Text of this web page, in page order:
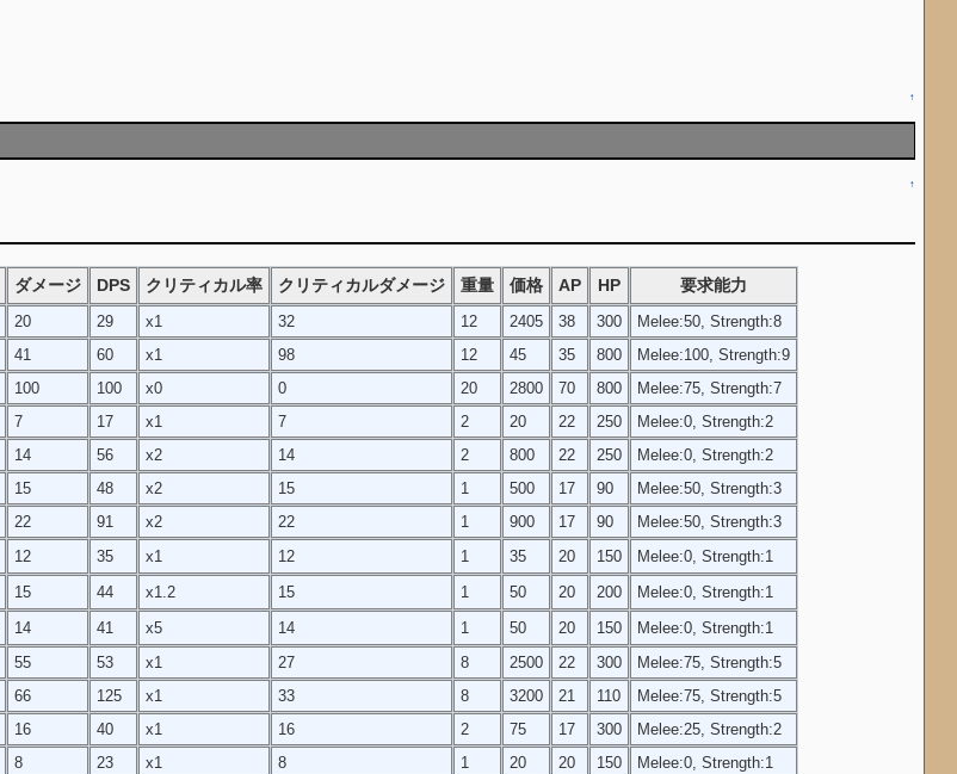
↑
↑
ダメージ DPS クリティカル率 クリティカルダメージ 重量 価格 AP HP 要求能力
20 29 x1 32 12 2405 38 300
Melee:50, Strength:8
41 60 x1 98 12 45 35 800
Melee:100, Strength:9
100 100 x0 0 20 2800 70 800
Melee:75, Strength:7
7 17 x1 7 2 20 22 250
Melee:0, Strength:2
14 56 x2 14 2 800 22 250
Melee:0, Strength:2
15 48 x2 15 1 500 17 90
Melee:50, Strength:3
22 91 x2 22 1 900 17 90
Melee:50, Strength:3
12 35 x1 12 1 35 20 150
Melee:0, Strength:1
15 44 x1.2 15 1 50 20 200
Melee:0, Strength:1
14 41 x5 14 1 50 20 150
Melee:0, Strength:1
55 53 x1 27 8 2500 22 300
Melee:75, Strength:5
66 125 x1 33 8 3200 21 110
Melee:75, Strength:5
16 40 x1 16 2 75 17 300
Melee:25, Strength:2
8 23 x1 8 1 20 20 150
Melee:0, Strength:1